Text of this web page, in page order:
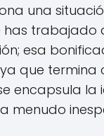
una
trabajado
esa
que
encapsula
menudo